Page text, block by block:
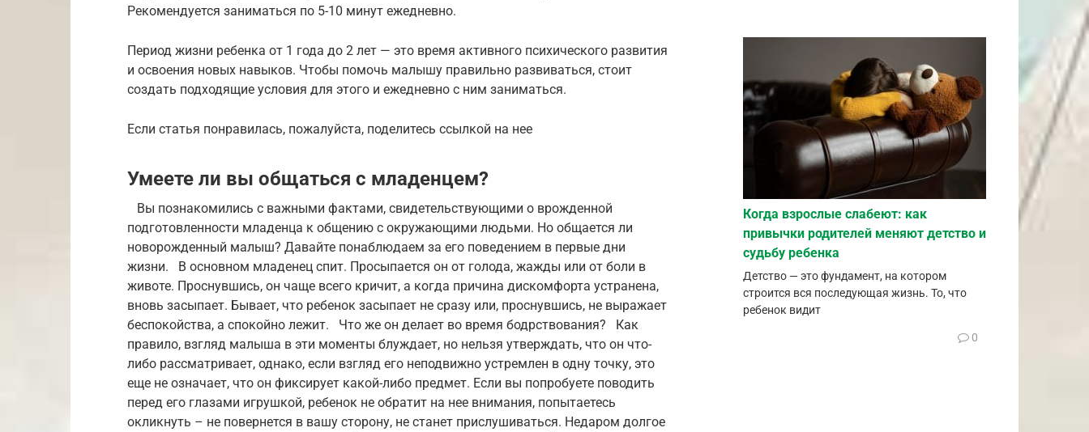
Рекомендуется заниматься по 5-10 минут ежедневно.
Период жизни ребенка от 1 года до 2 лет — это время активного психического развития
и освоения новых навыков. Чтобы помочь малышу правильно развиваться, стоит
создать подходящие условия для этого и ежедневно с ним заниматься.
Если статья понравилась, пожалуйста, поделитесь ссылкой на нее
Умеете ли вы общаться с младенцем?
Вы познакомились с важными фактами, свидетельствующими о врожденной
подготовленности младенца к общению с окружающими людьми. Но общается ли
новорожденный малыш? Давайте понаблюдаем за его поведением в первые дни
жизни. В основном младенец спит. Просыпается он от голода, жажды или от боли в
животе. Проснувшись, он чаще всего кричит, а когда причина дискомфорта устранена,
вновь засыпает. Бывает, что ребенок засыпает не сразу или, проснувшись, не выражает
беспокойства, а спокойно лежит. Что же он делает во время бодрствования? Как
правило, взгляд малыша в эти моменты блуждает, но нельзя утверждать, что он что-
либо рассматривает, однако, если взгляд его неподвижно устремлен в одну точку, это
еще не означает, что он фиксирует какой-либо предмет. Если вы попробуете поводить
перед его глазами игрушкой, ребенок не обратит на нее внимания, попытаетесь
окликнуть – не повернется в вашу сторону, не станет прислушиваться. Недаром долгое
Когда взрослые слабеют: как
привычки родителей меняют детство и
судьбу ребенка
Детство — это фундамент, на котором
строится вся последующая жизнь. То, что
ребенок видит
0